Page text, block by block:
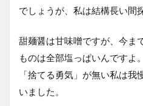
でしょうが、私は結構長い間
甜麺醤は甘味噌ですが、今ま
ものは全部塩っぱいんですよ
「捨てる勇気」が無い私は
いました。